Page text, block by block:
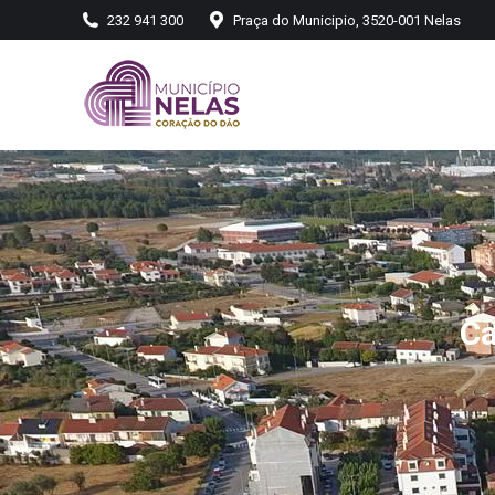
232 941 300 Praça do Municipio, 3520-001 Nelas